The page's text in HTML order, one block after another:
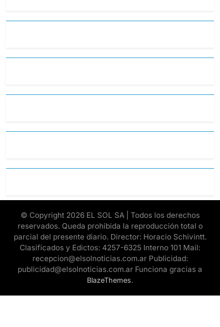
© Copyright 2026 EL SOL SA | Todos los derechos
reservados. Queda prohibida la reproducción total o
parcial del presente diario. Director: Horacio Schivintt.
Clasificados y Edictos: 4257-6325 Interno 101 Mail:
recepcion@elsolnoticias.com.ar Publicidad:
publicidad@elsolnoticias.com.ar Funciona gracias a